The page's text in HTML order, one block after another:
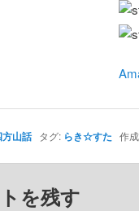
方山話タグ: らき☆すた 作
を残す